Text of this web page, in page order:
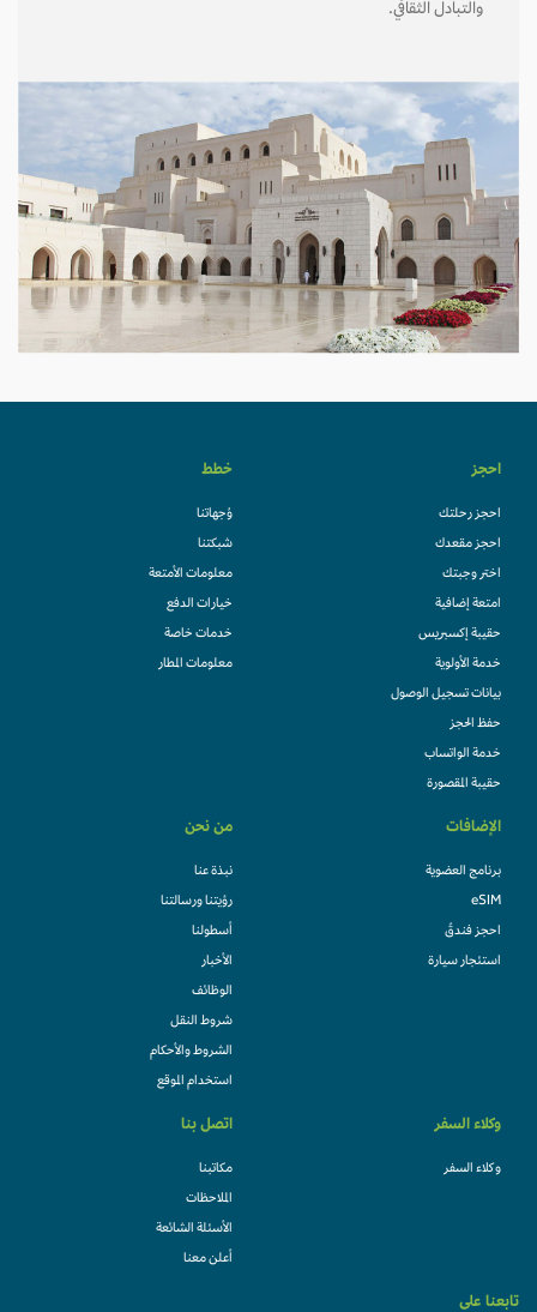
والتبادل الثقافي.
احجز
احجز رحلتك
احجز مقعدك
اختر وجبتك
امتعة إضافية
حقيبة إكسبريس
خدمة الأولوية
بيانات تسجيل الوصول
حفظ الحجز
خدمة الواتساب
حقيبة المقصورة
خطط
وُجهاتنا
شبكتنا
معلومات الأمتعة
خيارات الدفع
خدمات خاصة
معلومات المطار
الإضافات
برنامج العضوية
eSIM
احجز فندقً
استئجار سيارة
من نحن
نبذة عنا
رؤيتنا ورسالتنا
أسطولنا
الأخبار
الوظائف
شروط النقل
الشروط والأحكام
استخدام الموقع
وكلاء السفر
وكلاء السفر
اتصل بنا
مكاتبنا
الملاحظات
الأسئلة الشائعة
أعلن معنا
تابعنا على